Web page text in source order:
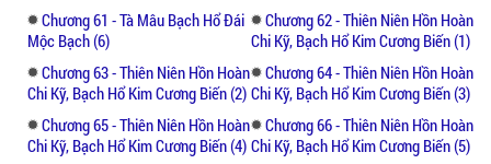
Chương 61 - Tà Mâu Bạch Hổ Đái
Mộc Bạch (6)
Chương 62 - Thiên Niên Hồn Hoàn
Chi Kỹ, Bạch Hổ Kim Cương Biến (1)
Chương 63 - Thiên Niên Hồn Hoàn
Chi Kỹ, Bạch Hổ Kim Cương Biến (2)
Chương 64 - Thiên Niên Hồn Hoàn
Chi Kỹ, Bạch Hổ Kim Cương Biến (3)
Chương 65 - Thiên Niên Hồn Hoàn
Chi Kỹ, Bạch Hổ Kim Cương Biến (4)
Chương 66 - Thiên Niên Hồn Hoàn
Chi Kỹ, Bạch Hổ Kim Cương Biến (5)